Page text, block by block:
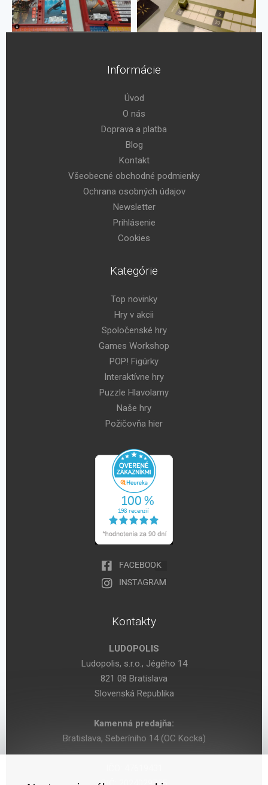
Informácie
Úvod
O nás
Doprava a platba
Blog
Kontakt
Všeobecné obchodné podmienky
Ochrana osobných údajov
Newsletter
Prihlásenie
Cookies
Kategórie
Top novinky
Hry v akcii
Spoločenské hry
Games Workshop
POP! Figúrky
Interaktívne hry
Puzzle Hlavolamy
Naše hry
Požičovňa hier
Kontakty
LUDOPOLIS
Ludopolis, s.r.o., Jégého 14
821 08 Bratislava
Slovenská Republika
Kamenná predajňa:
Bratislava, Seberíniho 14 (OC Kocka)